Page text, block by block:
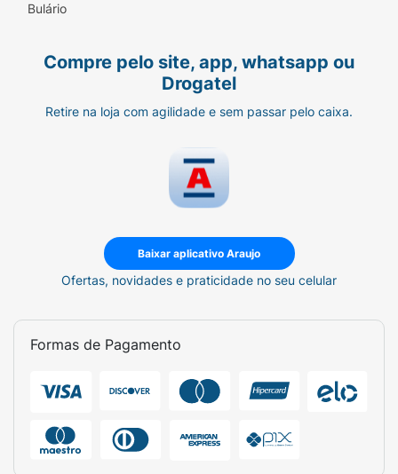
Bulário
Compre pelo site, app, whatsapp ou
Drogatel
Retire na loja com agilidade e sem passar pelo caixa.
Baixar aplicativo Araujo
Ofertas, novidades e praticidade no seu celular
Formas de Pagamento